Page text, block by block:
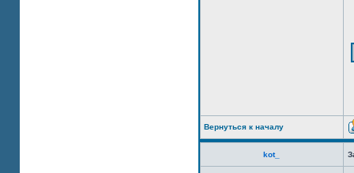
Вернуться к началу
kot_